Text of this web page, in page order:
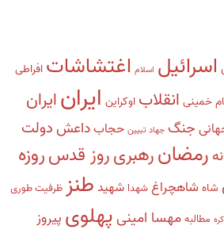
اسرائیل اسلام اغتشاشات افراطی
خمینی انقلاب اوکراین ایرانایران
جنگ جهاد تبیین حجابداعش دولت
رمضانرهبریروز قدسروزه
شاهشاهچراغشهدا شهید طنز ظرفیت طوری
مطالبهمهسا امینی پهلوی پیروز